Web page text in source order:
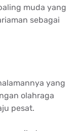
muda yang
sebagai
yang
olahraga
pesat.